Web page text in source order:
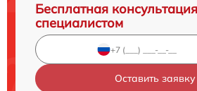
Бесплатная
специалистом
Оставить заявку